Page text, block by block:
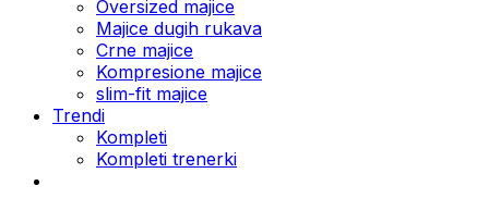
Oversized majice
Majice dugih rukava
Crne majice
Kompresione majice
slim-fit majice
Trendi
Kompleti
Kompleti trenerki